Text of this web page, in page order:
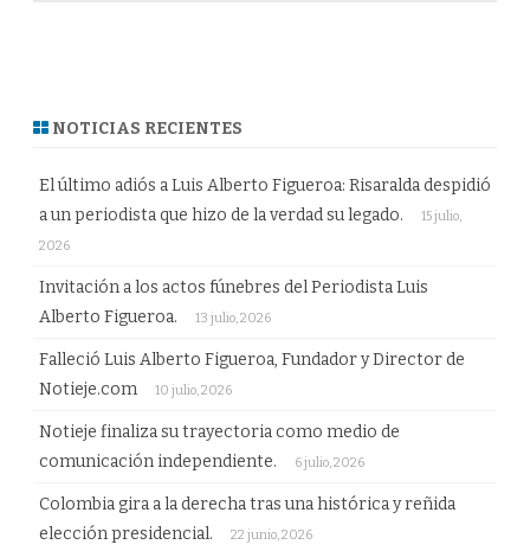
NOTICIAS RECIENTES
El último adiós a Luis Alberto Figueroa: Risaralda despidió
a un periodista que hizo de la verdad su legado.
15 julio,
2026
Invitación a los actos fúnebres del Periodista Luis
Alberto Figueroa.
13 julio, 2026
Falleció Luis Alberto Figueroa, Fundador y Director de
Notieje.com
10 julio, 2026
Notieje finaliza su trayectoria como medio de
comunicación independiente.
6 julio, 2026
Colombia gira a la derecha tras una histórica y reñida
elección presidencial.
22 junio, 2026